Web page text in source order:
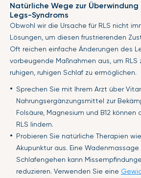
Natürliche Wege zur
Legs-Syndroms
Obwohl wir die Ursache für RLS nicht
Lösungen, um diesen frustrierenden
Oft reichen einfache Änderungen des
vorbeugende Maßnahmen aus, um RLS
ruhigen, ruhigen Schlaf zu ermöglichen.
Sprechen Sie mit Ihrem Arzt über
Nahrungsergänzungsmittel zur
Folsäure, Magnesium und B12
RLS lindern.
Probieren Sie natürliche Therapien
Akupunktur aus. Eine
Schlafengehen kann
reduzieren. Verwenden Sie eine